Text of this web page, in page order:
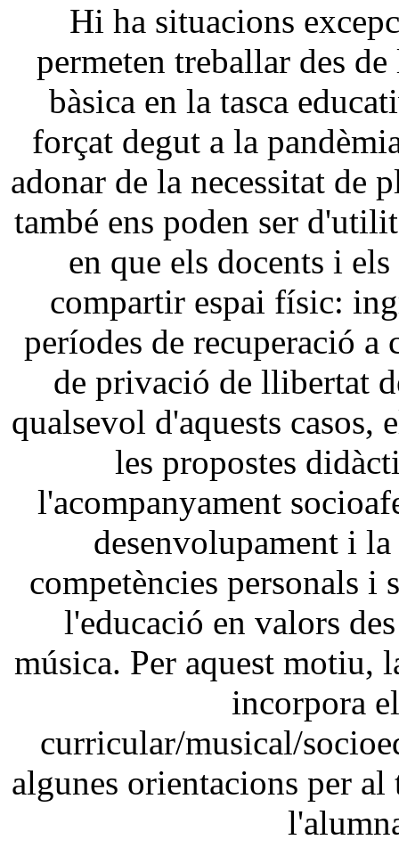
Hi ha situacions
permeten treballar des
bàsica en la tasca
forçat degut a la
adonar de la necessitat de
també ens poden ser
en que els docents i
compartir espai físic:
períodes de recuperació a
de privació de llibertat
qualsevol d'aquests casos,
les propostes
l'acompanyament
desenvolupament i
competències personals i
l'educació en valors
música. Per aquest motiu,
incorpora
curricular/musical/
algunes orientacions per